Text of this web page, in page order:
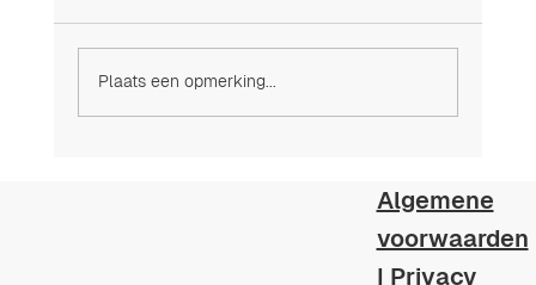
Plaats een opmerking...
Algemene
voorwaarden
| Privacy